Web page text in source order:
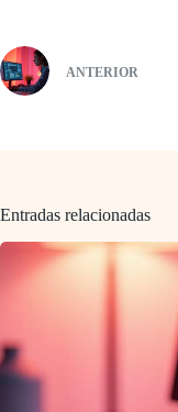
ANTERIOR
Entradas relacionadas